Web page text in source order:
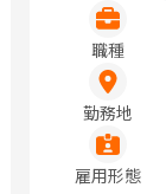
職種
勤務地
雇用形態